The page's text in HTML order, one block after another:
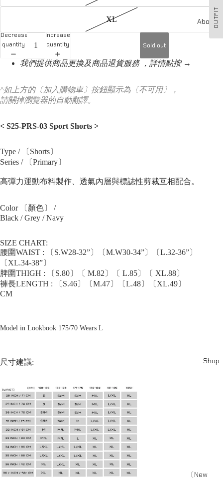
About
Shop
〔New
OUTFIT
XL
Decrease
quantity
Increase
quantity
Sold out
我們提供商品更換及商品退貨服務 ，詳情點按 →
^如上方的〔加入購物車〕按鈕顯示為〔不可用〕，
請關掉瀏覽器的自動翻譯。
< S25-PRS-03 Sport Shorts >
Type / 〔Shorts〕
Series / 〔Primary〕
高彈力運動布料製作、透氣內層與標誌性剪裁互相配合。
Color 〔顏色〕 /
Black / Grey / Navy
SIZE CHART:
腰圍WAIST : 〔S.W28-32”〕〔M.W30-34”〕〔L.32-36”〕
〔XL.34-38”〕
脾圍THIGH : 〔S.80〕〔 M.82〕〔 L.85〕〔 XL.88〕
褲長LENGTH : 〔S.46〕〔M.47〕〔L.48〕〔XL.49〕
CM
Model in Lookbook 175/70 Wears L
尺寸建議: